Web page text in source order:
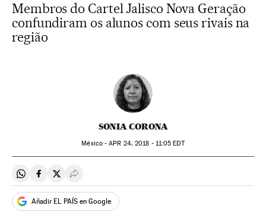
Membros do Cartel Jalisco Nova Geração
confundiram os alunos com seus rivais na
região
SONIA CORONA
México -APR 24, 2018 - 11:05 EDT
Compartir en Whatsapp
Compartir en Facebook
Compartir en Twitter
Desplegar Redes Sociales
Añadir EL PAÍS en Google